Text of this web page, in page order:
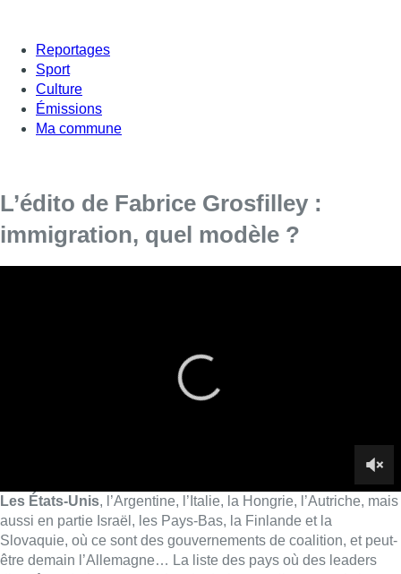
Reportages
Sport
Culture
Émissions
Ma commune
L’édito de Fabrice Grosfilley :
immigration, quel modèle ?
d’extrême droite ou au moins de droite populiste ont pris le
pouvoir est donc en train de s’allonger. Ce qui était autrefois
une exception, suscitant à chaque fois mises en garde et
Hier soir, plusieurs milliers de manifestants étaient doncdans
les rues de Berlinpour dénoncer le rapprochement de la
CDU, le grand parti chrétien-démocrate allemand avec l’AfD
(Alternative für Deutschland), le parti d’extrême droite.